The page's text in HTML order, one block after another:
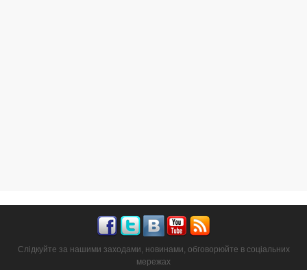
Слідкуйте за нашими заходами, новинами, обговорюйте в соціальних
мережах